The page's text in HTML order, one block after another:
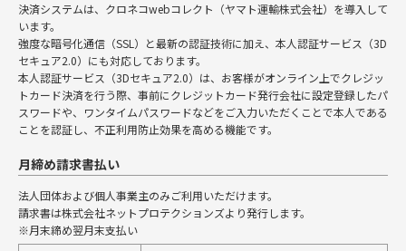
決済システムは、クロネコwebコレクト（ヤマト運輸株式会社）を導入して
います。
強度な暗号化通信（SSL）と最新の認証技術に加え、本人認証サービス（3D
セキュア2.0）にも対応しております。
本人認証サービス（3Dセキュア2.0）は、お客様がオンライン上でクレジッ
トカード決済を行う際、事前にクレジットカード発行会社に設定登録したパ
スワードや、ワンタイムパスワードなどをご入力いただくことで本人である
ことを認証し、不正利用防止効果を高める機能です。
月締め請求書払い
法人団体および個人事業主のみご利用いただけます。
請求書は株式会社ネットプロテクションズより発行します。
※月末締め翌月末支払い